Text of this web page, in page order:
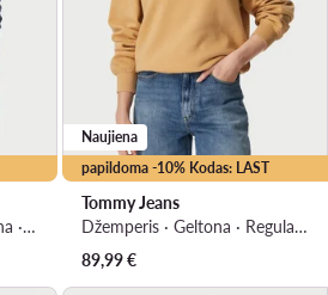
Džemperis · Tamsiai mėlyna · Relaxed Fit
papildoma -10% Kodas: LAST
Naujiena
Tommy Jeans
Džemperis · Geltona · Regular Fit
89,99€